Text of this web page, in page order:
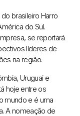
brasileiro Harro
do Sul.
se reportará
líderes de
na região.
Uruguai e
hoje entre os
mundo e é uma
A nomeação de